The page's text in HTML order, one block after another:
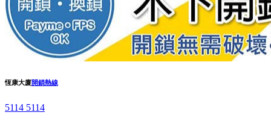
恆康大廈開鎖熱線
5114 5114